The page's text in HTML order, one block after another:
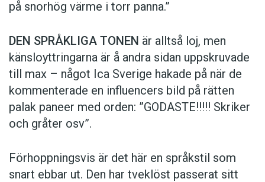
på snorhög värme i torr panna.”
DEN SPRÅKLIGA TONEN är alltså loj, men
känsloyttringarna är å andra sidan uppskruvade
till max – något Ica Sverige hakade på när de
kommen­terade en influencers bild på rätten
palak paneer med orden: ­”GODASTE!!!!! Skriker
och gråter osv”.
Förhoppningsvis är det här en språkstil som
snart ebbar ut. Den har tveklöst passerat sitt